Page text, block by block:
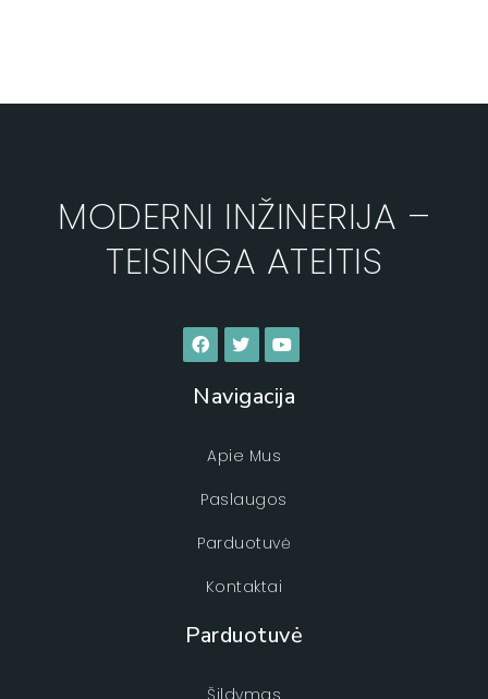
MODERNI INŽINERIJA –
TEISINGA ATEITIS
Navigacija
Apie Mus
Paslaugos
Parduotuvė
Kontaktai
Parduotuvė
Šildymas